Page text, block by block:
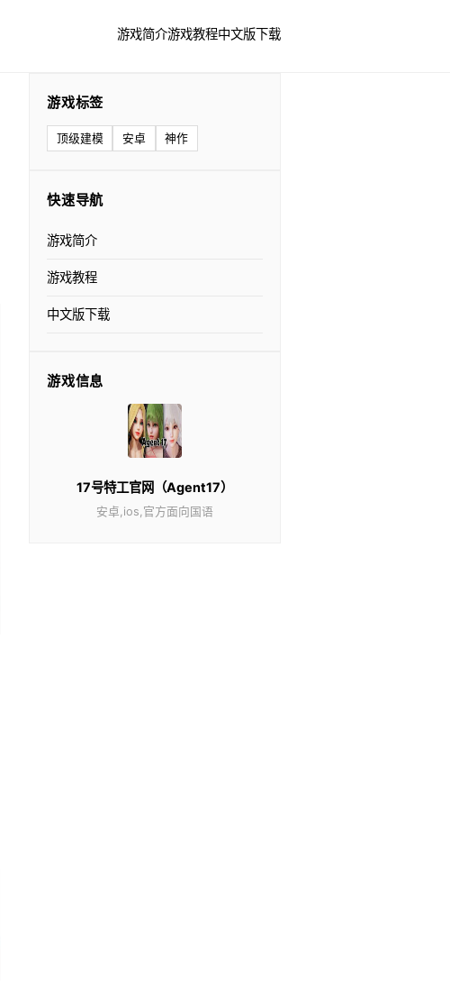
游戏简介游戏教程中文版下载
游戏标签
顶级建模 安卓 神作
快速导航
游戏简介
游戏教程
中文版下载
游戏信息
17号特工官网（Agent17）
安卓,ios,官方面向国语